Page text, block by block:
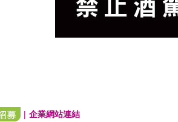
| 企業網站連結